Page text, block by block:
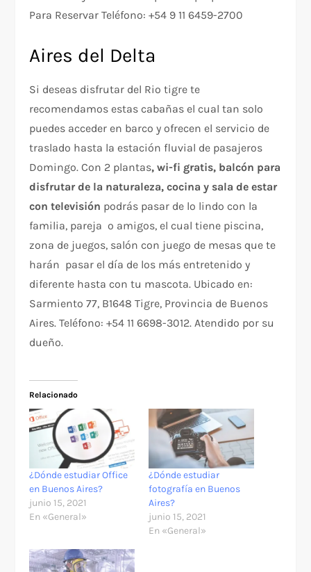
Para Reservar Teléfono: +54 9 11 6459-2700
Aires del Delta
Si deseas disfrutar del Rio tigre te
recomendamos estas cabañas el cual tan solo
puedes acceder en barco y ofrecen el servicio de
traslado hasta la estación fluvial de pasajeros
Domingo. Con 2 plantas, wi-fi gratis, balcón para
disfrutar de la naturaleza, cocina y sala de estar
con televisión podrás pasar de lo lindo con la
familia, pareja o amigos, el cual tiene piscina,
zona de juegos, salón con juego de mesas que te
harán pasar el día de los más entretenido y
diferente hasta con tu mascota. Ubicado en:
Sarmiento 77, B1648 Tigre, Provincia de Buenos
Aires. Teléfono: +54 11 6698-3012. Atendido por su
dueño.
Relacionado
¿Dónde estudiar Office
en Buenos Aires?
junio 15, 2021
En «General»
¿Dónde estudiar
fotografía en Buenos
Aires?
junio 15, 2021
En «General»